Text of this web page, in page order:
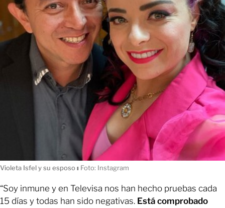
Violeta Isfel y su esposoı Foto: Instagram
“Soy inmune y en Televisa nos han hecho pruebas cada
15 días y todas han sido negativas. Está comprobado